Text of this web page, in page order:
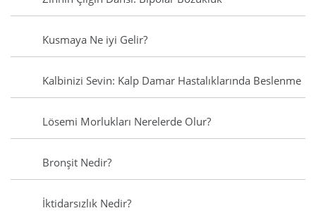
Kusmaya Ne iyi Gelir?
Kalbinizi Sevin: Kalp Damar Hastalıklarında Beslenme
Lösemi Morlukları Nerelerde Olur?
Bronşit Nedir?
İktidarsızlık Nedir?